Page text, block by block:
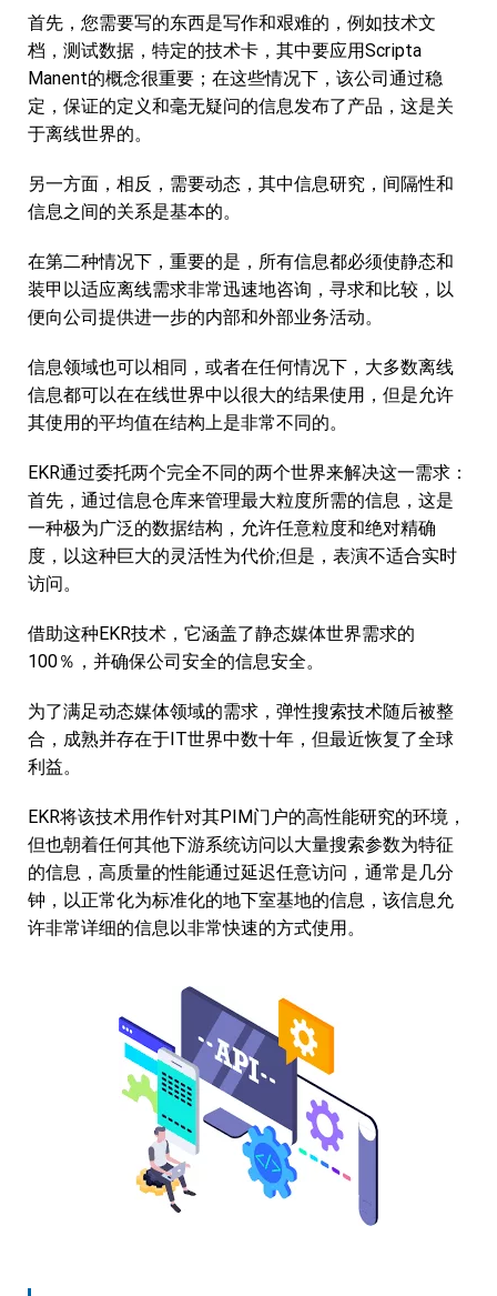
Fondital
Voestalpine Bohler Welding
表现
Gico
Ici Caldaie
进化
Lonati
MG2
Piovan
精确
Vega
Faac
视频
首先，您需要写的东西是写作和艰难的，例如技术文
档，测试数据，特定的技术卡，其中要应用Scripta
Manent的概念很重要；在这些情况下，该公司通过稳
定，保证的定义和毫无疑问的信息发布了产品，这是关
于离线世界的。
另一方面，相反，需要动态，其中信息研究，间隔性和
信息之间的关系是基本的。
在第二种情况下，重要的是，所有信息都必须使静态和
装甲以适应离线需求非常迅速地咨询，寻求和比较，以
便向公司提供进一步的内部和外部业务活动。
信息领域也可以相同，或者在任何情况下，大多数离线
信息都可以在在线世界中以很大的结果使用，但是允许
其使用的平均值在结构上是非常不同的。
EKR通过委托两个完全不同的两个世界来解决这一需求：
首先，通过信息仓库来管理最大粒度所需的信息，这是
一种极为广泛的数据结构，允许任意粒度和绝对精确
度，以这种巨大的灵活性为代价;但是，表演不适合实时
访问。
借助这种EKR技术，它涵盖了静态媒体世界需求的
100％，并确保公司安全的信息安全。
为了满足动态媒体领域的需求，弹性搜索技术随后被整
合，成熟并存在于IT世界中数十年，但最近恢复了全球
利益。
EKR将该技术用作针对其PIM门户的高性能研究的环境，
但也朝着任何其他下游系统访问以大量搜索参数为特征
的信息，高质量的性能通过延迟任意访问，通常是几分
钟，以正常化为标准化的地下室基地的信息，该信息允
许非常详细的信息以非常快速的方式使用。